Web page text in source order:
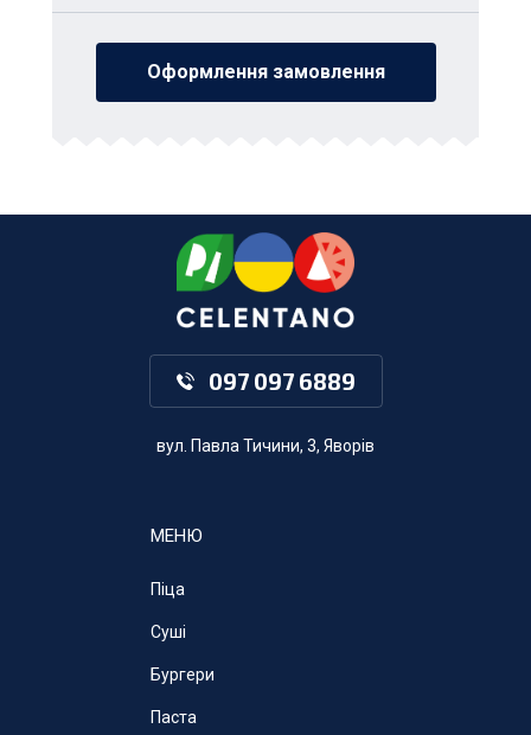
Оформлення замовлення
097 097 6889
вул. Павла Тичини, 3, Яворів
МЕНЮ
Піца
Суші
Бургери
Паста